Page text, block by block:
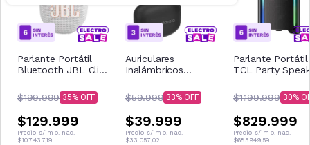
Parlante Portátil
Bluetooth JBL Clip
$199.999 35
$129.999
Precio s/imp. nac.
$107.437,19
Auriculares
Inalámbricos
Negro
$59.999 33
$39.999
Precio s/imp. nac.
$33.057,02
Parlante Portátil
TCL Party
$1.199.999 30
$829.999
Precio s/imp. nac.
$685.949,59